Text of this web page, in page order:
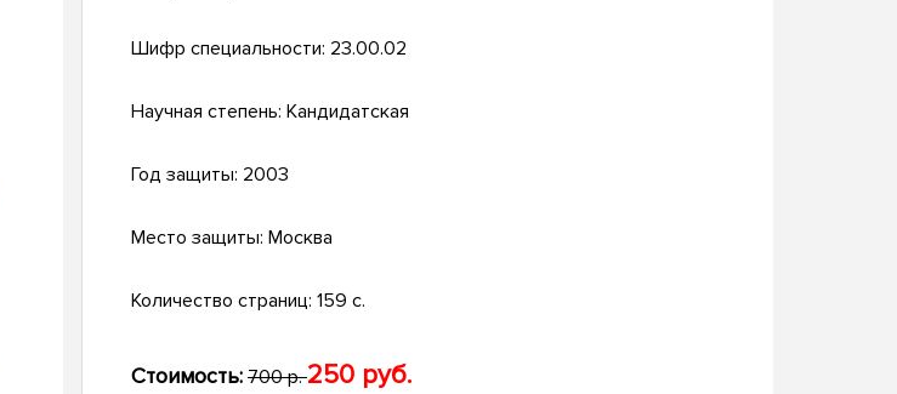
Шифр специальности: 23.00.02
Научная степень: Кандидатская
Год защиты: 2003
Место защиты: Москва
Количество страниц: 159 с.
Стоимость: 700 р.250 руб.